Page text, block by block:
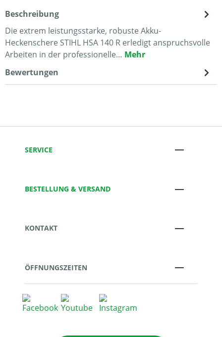
Beschreibung
Die extrem leistungsstarke, robuste Akku-
Heckenschere STIHL HSA 140 R erledigt anspruchsvolle
Arbeiten in der professionelle… Mehr
Bewertungen
SERVICE
BESTELLUNG & VERSAND
KONTAKT
ÖFFNUNGSZEITEN